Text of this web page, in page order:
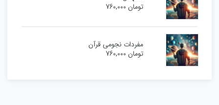
تومان760,000
مفردات نجومی قرآن
تومان760,000